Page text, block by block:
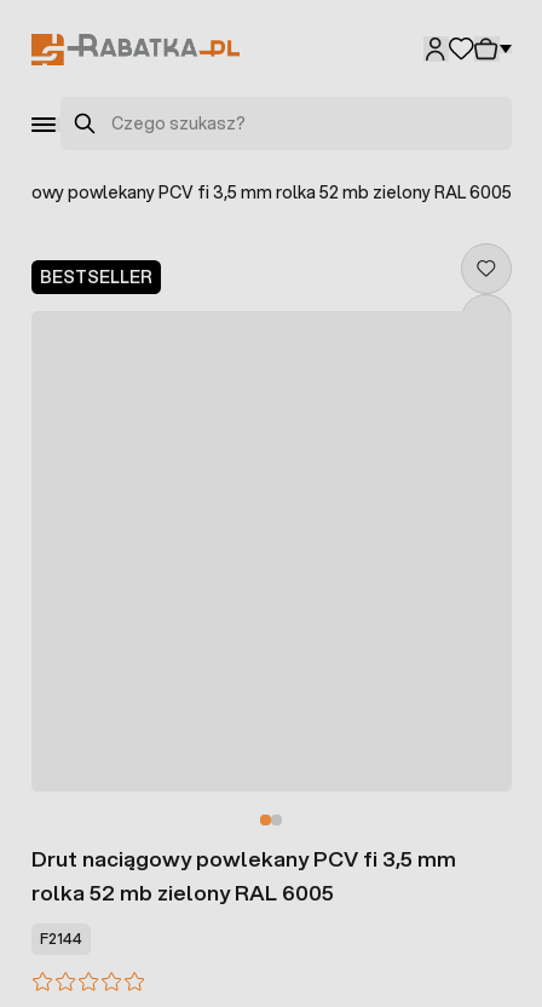
Szukaj
powlekany PCV fi 3,5 mm rolka 52 mb zielony RAL 6005
BESTSELLER
Drut naciągowy powlekany PCV fi 3,5 mm
rolka 52 mb zielony RAL 6005
F2144